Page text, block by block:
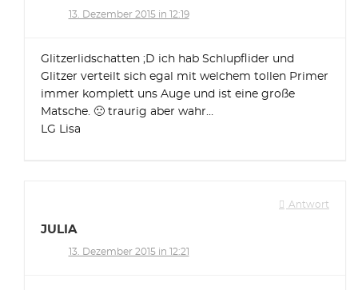
13. Dezember 2015 in 12:19
Glitzerlidschatten ;D ich hab Schlupflider und
Glitzer verteilt sich egal mit welchem tollen Primer
immer komplett uns Auge und ist eine große
Matsche. 🙁 traurig aber wahr…
LG Lisa
Antwort
JULIA
13. Dezember 2015 in 12:21